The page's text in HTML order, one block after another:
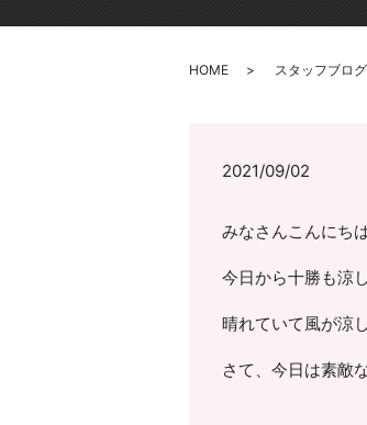
HOME スタッフブログ
2021/09/02
みなさんこんにち
今日から十勝も涼
晴れていて風が涼
さて、今日は素敵